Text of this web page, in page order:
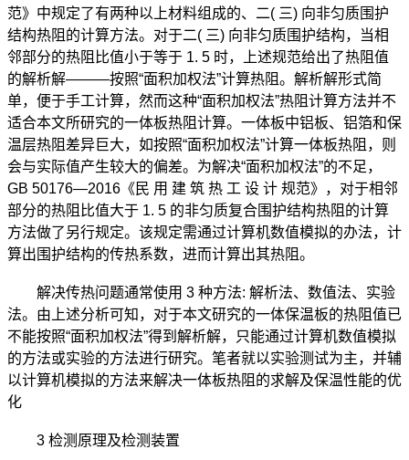
范》中规定了有两种以上材料组成的、二( 三) 向非匀质围护
结构热阻的计算方法。对于二( 三) 向非匀质围护结构，当相
邻部分的热阻比值小于等于 1. 5 时，上述规范给出了热阻值
的解析解———按照“面积加权法”计算热阻。解析解形式简
单，便于手工计算，然而这种“面积加权法”热阻计算方法并不
适合本文所研究的一体板热阻计算。一体板中铝板、铝箔和保
温层热阻差异巨大，如按照“面积加权法”计算一体板热阻，则
会与实际值产生较大的偏差。为解决“面积加权法”的不足，
GB 50176—2016《民 用 建 筑 热 工 设 计 规范》，对于相邻
部分的热阻比值大于 1. 5 的非匀质复合围护结构热阻的计算
方法做了另行规定。该规定需通过计算机数值模拟的办法，计
算出围护结构的传热系数，进而计算出其热阻。
解决传热问题通常使用 3 种方法: 解析法、数值法、实验
法。由上述分析可知，对于本文研究的一体保温板的热阻值已
不能按照“面积加权法”得到解析解，只能通过计算机数值模拟
的方法或实验的方法进行研究。笔者就以实验测试为主，并辅
以计算机模拟的方法来解决一体板热阻的求解及保温性能的优
化
3 检测原理及检测装置